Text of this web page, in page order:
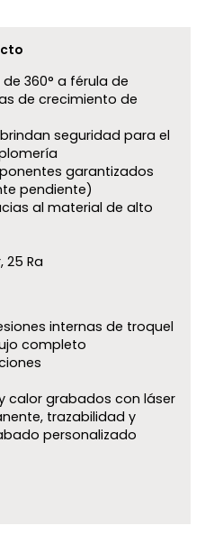
360° a férula de
de crecimiento de
seguridad para el
garantizados
pendiente)
al material de alto
25 Ra
internas de troquel
completo
calor grabados con láser
trazabilidad y
personalizado